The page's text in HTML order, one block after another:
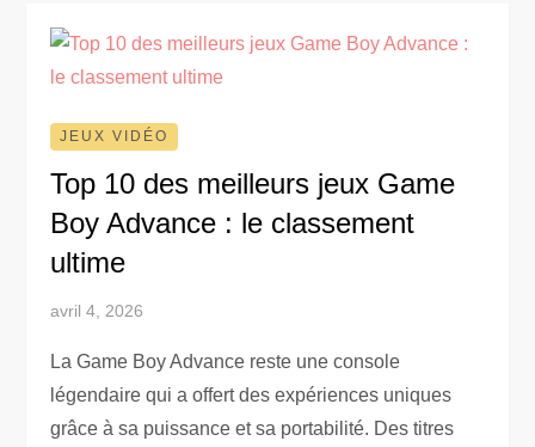
JEUX VIDÉO
Top 10 des meilleurs jeux Game
Boy Advance : le classement
ultime
avril 4, 2026
La Game Boy Advance reste une console
légendaire qui a offert des expériences uniques
grâce à sa puissance et sa portabilité. Des titres